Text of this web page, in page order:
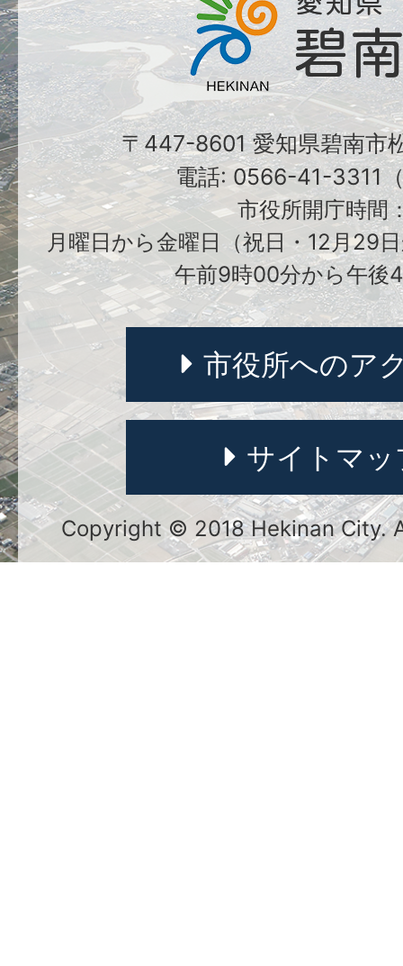
〒447-8601 愛知県碧南市
電話: 0566-41-3311
市役所開庁時間
月曜日から金曜日（祝日・12月29
午前9時00分から午後
市役所へのア
サイトマッ
Copyright © 2018 Hekinan City.